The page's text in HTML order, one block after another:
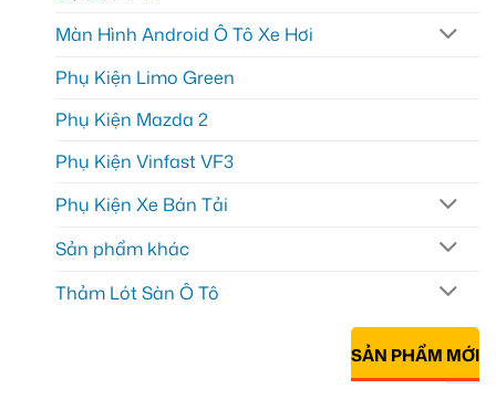
Màn Hình Android Ô Tô Xe Hơi
Phụ Kiện Limo Green
Phụ Kiện Mazda 2
Phụ Kiện Vinfast VF3
Phụ Kiện Xe Bán Tải
Sản phẩm khác
Thảm Lót Sàn Ô Tô
SẢN PHẨM MỚI